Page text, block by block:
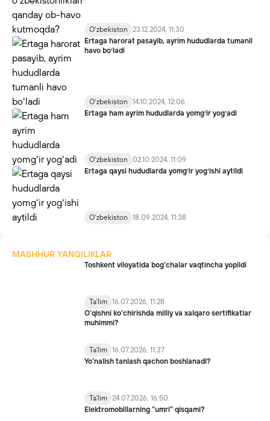
Oʻzbekiston
23.12.2024, 11:30
Ertaga harorat pasayib, ayrim hududlarda tumanli
havo boʻladi
Oʻzbekiston
14.10.2024, 12:06
Ertaga ham ayrim hududlarda yomgʻir yogʻadi
Oʻzbekiston
02.10.2024, 11:09
Ertaga qaysi hududlarda yomgʻir yogʻishi aytildi
Oʻzbekiston 18.09.2024, 11:38
MASHHUR YANGILIKLAR
Toshkent viloyatida bog‘chalar vaqtincha yopildi
Ta'lim 16.07.2026, 11:28
O‘qishni ko‘chirishda milliy va xalqaro sertifikatlar
muhimmi?
Ta'lim 16.07.2026, 11:37
Yo’nalish tanlash qachon boshlanadi?
Ta'lim 24.07.2026, 16:50
Elektromobillarning "umri" qisqami?